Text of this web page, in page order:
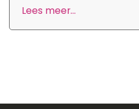
Lees meer...